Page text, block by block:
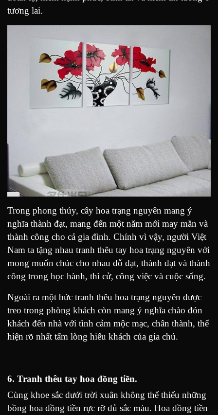
tương lai.
Trong phong thủy, cây hoa trạng nguyên mang ý
nghĩa thành đạt, mang đến một năm mới may mắn và
thành công cho cả gia đình. Chính vì vậy, người Việt
Nam ta tặng nhau tranh thêu tay hoa trạng nguyên với
mong muốn chúc cho nhau đỗ đạt, thành đạt và thành
công trong học hành, thì cử, công việc và cuộc sống.
Ngoài ra một bức tranh thêu hoa trạng nguyên được
treo trong phòng khách còn mang ý nghĩa chào đón
khách đến nhà với tình cảm mộc mạc, chân thành, thể
hiện rõ nhất tấm lòng hiếu khách của gia chủ.
6. Tranh thêu tay hoa đồng tiền.
Cùng khoe sắc dưới trời xuân không thể thiếu những
bồng hoa đồng tiền rực rỡ đủ sắc màu. Hoa đồng tiền